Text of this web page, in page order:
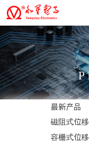
最新产品
磁阻式位
容栅式位